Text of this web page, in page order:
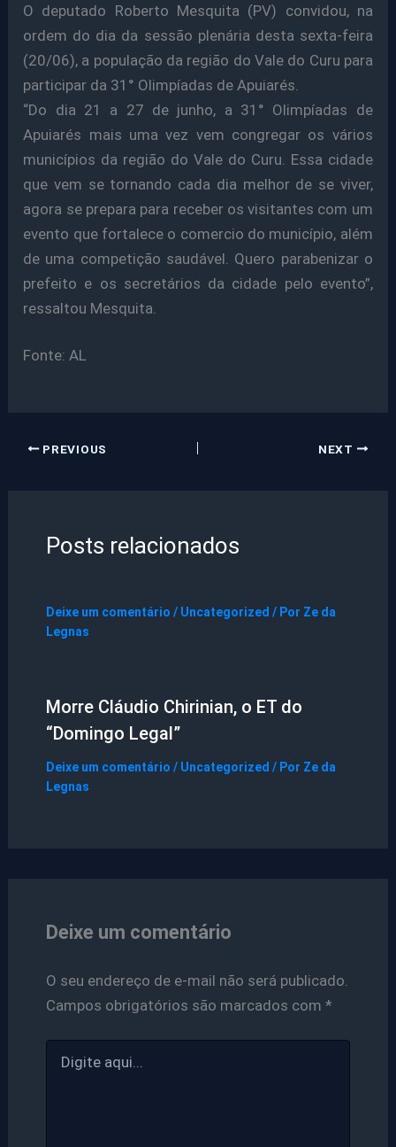
O deputado Roberto Mesquita (PV) convidou, na
ordem do dia da sessão plenária desta sexta-feira
(20/06), a população da região do Vale do Curu para
participar da 31° Olimpíadas de Apuiarés.
“Do dia 21 a 27 de junho, a 31° Olimpíadas de
Apuiarés mais uma vez vem congregar os vários
municípios da região do Vale do Curu. Essa cidade
que vem se tornando cada dia melhor de se viver,
agora se prepara para receber os visitantes com um
evento que fortalece o comercio do município, além
de uma competição saudável. Quero parabenizar o
prefeito e os secretários da cidade pelo evento”,
ressaltou Mesquita.
Fonte: AL
PREVIOUS NEXT
Posts relacionados
Deixe um comentário / Uncategorized / Por Ze da
Legnas
Morre Cláudio Chirinian, o ET do
“Domingo Legal”
Deixe um comentário / Uncategorized / Por Ze da
Legnas
Deixe um comentário
O seu endereço de e-mail não será publicado.
Campos obrigatórios são marcados com *
aqui...